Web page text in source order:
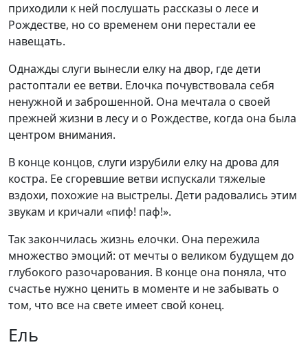
приходили к ней послушать рассказы о лесе и
Рождестве, но со временем они перестали ее
навещать.
Однажды слуги вынесли елку на двор, где дети
растоптали ее ветви. Елочка почувствовала себя
ненужной и заброшенной. Она мечтала о своей
прежней жизни в лесу и о Рождестве, когда она была
центром внимания.
В конце концов, слуги изрубили елку на дрова для
костра. Ее сгоревшие ветви испускали тяжелые
вздохи, похожие на выстрелы. Дети радовались этим
звукам и кричали «пиф! паф!».
Так закончилась жизнь елочки. Она пережила
множество эмоций: от мечты о великом будущем до
глубокого разочарования. В конце она поняла, что
счастье нужно ценить в моменте и не забывать о
том, что все на свете имеет свой конец.
Ель